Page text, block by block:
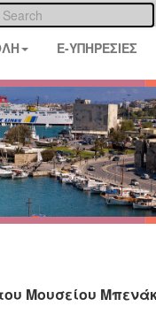
E-ΥΠΗΡΕΣΙΕΣ
Μουσείου